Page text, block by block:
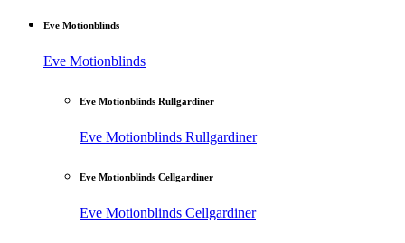
Eve Motionblinds
Eve Motionblinds
Eve Motionblinds Rullgardiner
Eve Motionblinds Rullgardiner
Eve Motionblinds Cellgardiner
Eve Motionblinds Cellgardiner